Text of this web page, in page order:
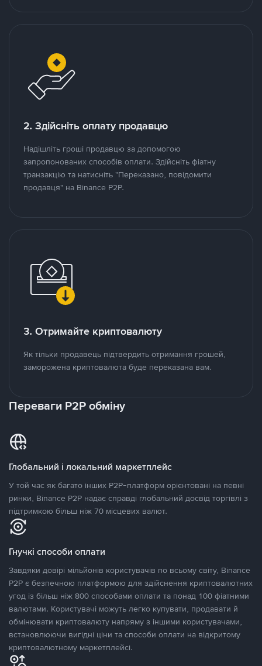
2. Здійсніть оплату продавцю
Надішліть гроші продавцю за допомогою
запропонованих способів оплати. Здійсніть фіатну
транзакцію та натисніть "Переказано, повідомити
продавця" на Binance P2P.
3. Отримайте криптовалюту
Як тільки продавець підтвердить отримання грошей,
заморожена криптовалюта буде переказана вам.
Переваги P2P обміну
Глобальний і локальний маркетплейс
У той час як багато інших P2P-платформ орієнтовані на певні
ринки, Binance P2P надає справді глобальний досвід торгівлі з
підтримкою більш ніж 70 місцевих валют.
Гнучкі способи оплати
Завдяки довірі мільйонів користувачів по всьому світу, Binance
P2P є безпечною платформою для здійснення криптовалютних
угод із більш ніж 800 способами оплати та понад 100 фіатними
валютами. Користувачі можуть легко купувати, продавати й
обмінювати криптовалюту напряму з іншими користувачами,
встановлюючи вигідні ціни та способи оплати на відкритому
криптовалютному маркетплейсі.